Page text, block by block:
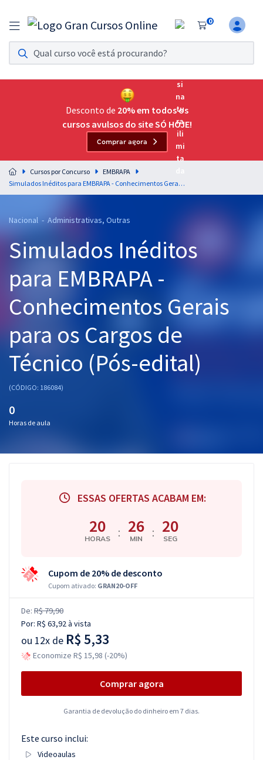
0
Assinatura Ilimitada 11
Acesso a todos os cursos. Teste grátis por 7 dias!
Assinatura OAB Até Passar
Acesso ilimitado a toda preparação para o Exame da
Residências Multiprofissionais
Preparação completa e intensiva para as principais
residências em saúde do Brasil
Cursos 20% OFF
Pós
Graduação
OAB
Mentorias
Questões grátis
Conteúdo gratuito
Aprovados
Desconto de 20% em todos os
cursos avulsos do site SÓ HOJE!
Comprar agora
Cursos por Concurso
EMBRAPA
Simulados Inéditos para EMBRAPA - Conhecimentos Gerais para os Cargos de Técnico (Pós-edital)
Nacional - Administrativas, Outras
Simulados Inéditos
para EMBRAPA -
Conhecimentos Gerais
para os Cargos de
Técnico (Pós-edital)
(CÓDIGO: 186084)
0
Horas de aula
ESSAS OFERTAS ACABAM EM:
20
HORAS : 26
MIN : 19
SEG
Cupom de 20% de desconto
Cupom ativado: GRAN20-OFF
De: R$ 79,90
Por: R$ 63,92à vista
ou 12x de R$ 5,33
Economize R$ 15,98 (-20%)
Comprar agora
Garantia de devolução do dinheiro em 7 dias.
Este curso inclui:
Videoaulas